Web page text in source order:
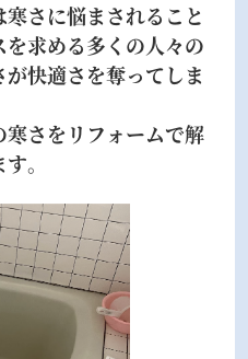
さに悩まされること
求める多くの人々の
快適さを奪ってしま
さをリフォームで解
。